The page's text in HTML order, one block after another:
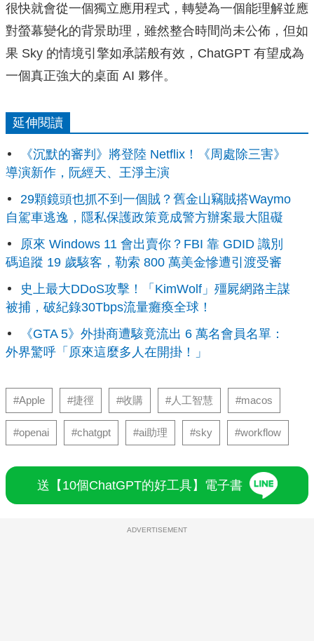
很快就會從一個獨立應用程式，轉變為一個能理解並應
對螢幕變化的背景助理，雖然整合時間尚未公佈，但如
果 Sky 的情境引擎如承諾般有效，ChatGPT 有望成為
一個真正強大的桌面 AI 夥伴。
延伸閱讀
《沉默的審判》將登陸 Netflix！《周處除三害》
導演新作，阮經天、王淨主演
29顆鏡頭也抓不到一個賊？舊金山竊賊搭Waymo
自駕車逃逸，隱私保護政策竟成警方辦案最大阻礙
原來 Windows 11 會出賣你？FBI 靠 GDID 識別
碼追蹤 19 歲駭客，勒索 800 萬美金慘遭引渡受審
史上最大DDoS攻擊！「KimWolf」殭屍網路主謀
被捕，破紀錄30Tbps流量癱瘓全球！
《GTA 5》外掛商遭駭竟流出 6 萬名會員名單：
外界驚呼「原來這麼多人在開掛！」
#Apple #捷徑 #收購 #人工智慧 #macos
#openai #chatgpt #ai助理 #sky #workflow
送【10個ChatGPT的好工具】電子書
ADVERTISEMENT